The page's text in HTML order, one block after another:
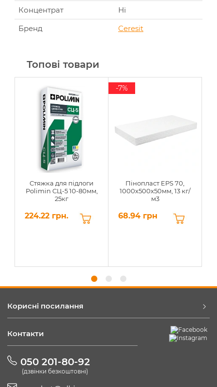
Концентрат
Ні
Бренд
Ceresit
Топові товари
Стяжка для підлоги
Polimin СЦ-5 10-80мм,
25кг
224.22 грн.
Пінопласт EPS 70,
1000х500х50мм, 13 кг/
м3
68.94 грн
-7%
Корисні посилання
Контакти
050 201-80-92
(дзвінки безкоштовні)